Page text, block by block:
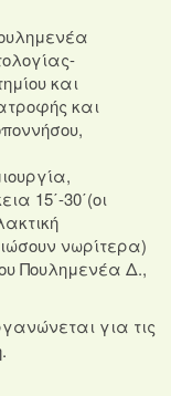
και
και
15΄-30΄(οι
νωρίτερα)
Πουλημενέα Δ.,
για τις